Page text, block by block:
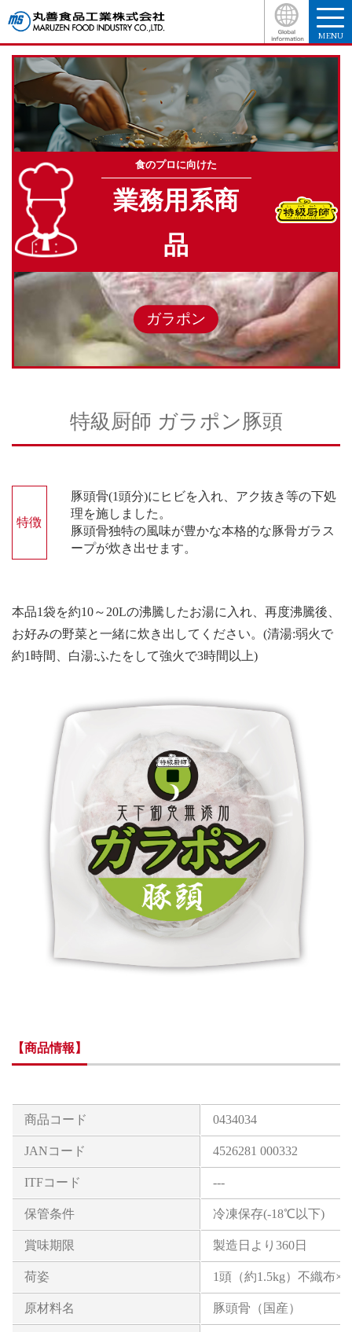
MENU
食のプロに向けた
業務用系商
品
ガラポン
特級厨師 ガラポン豚頭
特徴
豚頭骨(1頭分)にヒビを入れ、アク抜き等の下処
理を施しました。
豚頭骨独特の風味が豊かな本格的な豚骨ガラス
ープが炊き出せます。
本品1袋を約10～20Lの沸騰したお湯に入れ、再度沸騰後、
お好みの野菜と一緒に炊き出してください。(清湯:弱火で
約1時間、白湯:ふたをして強火で3時間以上)
【商品情報】
商品コード 0434034
JANコード 4526281 000332
ITFコード ---
保管条件 冷凍保存(-18℃以下)
賞味期限 製造日より360日
荷姿 1頭（約1.5kg）不織布
原材料名 豚頭骨（国産）